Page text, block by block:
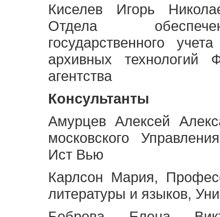
Киселев Игорь
Отдела
государственного
архивных технологий
агентства
Консультанты
Амурцев Алексей
московского
Ист Вью
Карлсон Мария,
литературы и языков,